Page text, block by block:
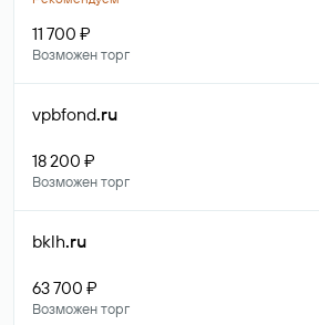
11 700 ₽
Возможен торг
vpbfond.ru
18 200 ₽
Возможен торг
bklh.ru
63 700 ₽
Возможен торг